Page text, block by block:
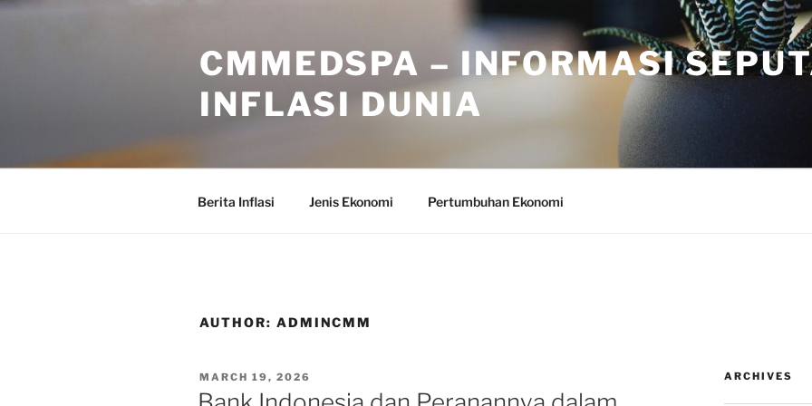
Skip
CMMEDSPA – INFORMASI
INFLASI DUNIA
Berita Inflasi Jenis Ekonomi Pertumbuhan Ekonomi
AUTHOR: ADMINCMM
POSTED
ON
MARCH 19, 2026 ARCHIVES